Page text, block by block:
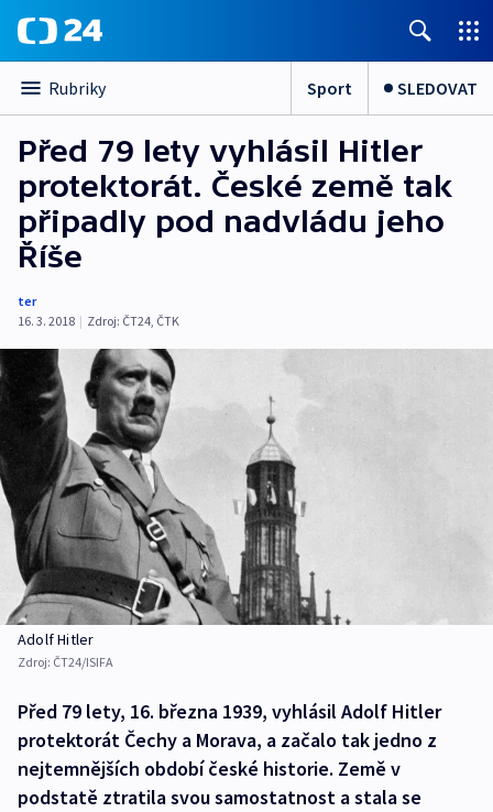
Rubriky Sport SLEDOVAT
Před 79 lety vyhlásil Hitler
protektorát. České země tak
připadly pod nadvládu jeho
Říše
ter
16. 3. 2018 | Zdroj: ČT24, ČTK
Adolf Hitler
Zdroj: ČT24/ISIFA
Před 79 lety, 16. března 1939, vyhlásil Adolf Hitler
protektorát Čechy a Morava, a začalo tak jedno z
nejtemnějších období české historie. Země v
podstatě ztratila svou samostatnost a stala se